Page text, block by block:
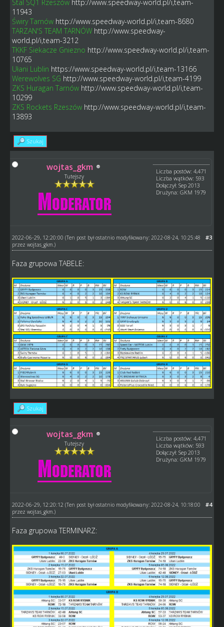
Stal SQ1 Rzeszów http://www.speedway-world.pl/i,team-
11943
Świry Tarnów http://www.speedway-world.pl/i,team-8680
TARZAN'S TEAM TARNÓW http://www.speedway-
world.pl/i,team-3212
TKKF Siekacze Gniezno http://www.speedway-world.pl/i,team-
10765
Ułani Lublin https://www.speedway-world.pl/i,team-13166
Werewolves SG http://www.speedway-world.pl/i,team-4199
ZKS Huragan Tarnów http://www.speedway-world.pl/i,team-
10299
ZKS Rockets Rzeszów http://www.speedway-world.pl/i,team-
13893
Szukaj
wojtas_gkm
Tutejszy
Liczba postów: 4,471
Liczba wątków: 593
Dołączył: Sep 2013
Drużyna: GKM 1979
#3
2022-06-29, 12:20:00 (Ten post był ostatnio modyfikowany: 2022-08-24, 10:25:48
przez wojtas_gkm .)
Faza grupowa TABELE:
Szukaj
wojtas_gkm
Tutejszy
Liczba postów: 4,471
Liczba wątków: 593
Dołączył: Sep 2013
Drużyna: GKM 1979
#4
2022-06-29, 12:20:12 (Ten post był ostatnio modyfikowany: 2022-08-24, 10:18:00
przez wojtas_gkm.)
Faza grupowa TERMINARZ: